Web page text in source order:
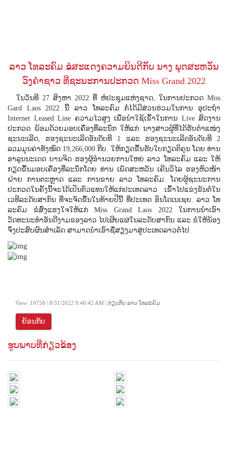
ລາວ ໂທລະຄົມ ຂໍສະແດງຄວາມຍິນດີກັບ ນາງ ພຸດສະຫວັນ
ວົງຄຳຊາວ ທີ່ຊະນະການປະກວດ Miss Grand 2022
ໃນວັນທີ 27 ສິງຫາ 2022 ທີ່ ຫໍປະຊຸມແຫ່ງຊາດ, ໃນການປະກວດ Miss
Gard Laos 2022 ນີ້ ລາວ ໂທລະຄົມ ກໍ່ໄດ້ມີສ່ວນຮ່ວມໃນການ ອຸປະຖຳ
Internet Leased Line ຄວາມໄວສູງ ເພື່ອນໍາໃຊ້ເຂົ້າໃນການ Live ສົດງານ
ປະກວດ ພ້ອມດ້ວຍມອບເຄື່ອງທີ່ລະນຶກ ໃຫ້ແກ່ ນາງສາວຜູ້ທີ່ໄດ້ຮັບຕໍາແໜ່ງ
ຊະນະເລີດ, ຮອງຊະນະເລີດອັນດັບທີ 1 ແລະ ຮອງຊະນະເລີດອັນດັບທີ 2
ລວມມູນຄ່າທັງໝົດ 19,266,000 ກີບ. ໃຫ້ກຽດຂື້ນຮັບໃບກຽດຕິຄຸນ ໂດຍ ທ່ານ
ອາລຸນນະເດດ ບານຈິດ ຮອງຜູ້ອຳນວຍການໃຫຍ່ ລາວ ໂທລະຄົມ ແລະ ໃຫ້
ກຽດຂື້ນມອບເຄື່ອງທີ່ລະນຶກໂດຍ ທ່ານ ເພັດສະຫວັນ ເຄີນວິໄລ ຮອງຫົວໜ້າ
ຝ່າຍ ການຕະຫຼາດ ແລະ ການຂາຍ ລາວ ໂທລະຄົມ. ໂດຍຜູ້ຊະນະການ
ປະກວດໃນຄັ້ງນີ້ຈະໄດ້ເປັນຕົວແທນໃຫ້ແກ່ປະເທດລາວ ເຂົ້າໄປແຂ່ງຂັນຕໍ່ໃນ
ເວທີລະດັບສາກົນ ທີ່ຈະຈັດຂື້ນໃນທ້າຍປີນີ້ ທີ່ປະເທດ ອິນໂດເນເຊຍ. ລາວ ໂທ
ລະຄົມ ຂໍສົ່ງແຮງໃຈໃຫ້ແກ່ Miss Grand Laos 2022 ໃນການນຳເອົາ
ວັດທະນະທຳອັນດີງາມຂອງລາວ ໄປເຜີຍແຜ່ໃນລະດັບສາກົນ ແລະ ຂໍໃຫ້ນ້ອງ
ຈົ່ງປະສົບຜົນສຳເລັດ ສາມາດນຳເອົາຊື່ສຽງມາສູ່ປະເທດລາວຕໍ່ໄປ.
View: 10758 | 8/31/2022 9:40:42 AM | ກ່ຽວກັບ ລາວ ໂທລະຄົມ
ຍ້ອນກັບ
ຮູບພາບທີ່ກ່ຽວຂ້ອງ